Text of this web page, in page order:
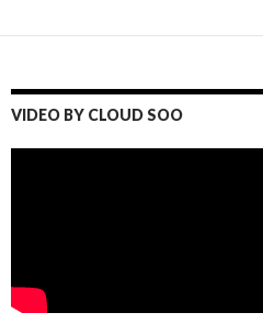
VIDEO BY CLOUD SOO